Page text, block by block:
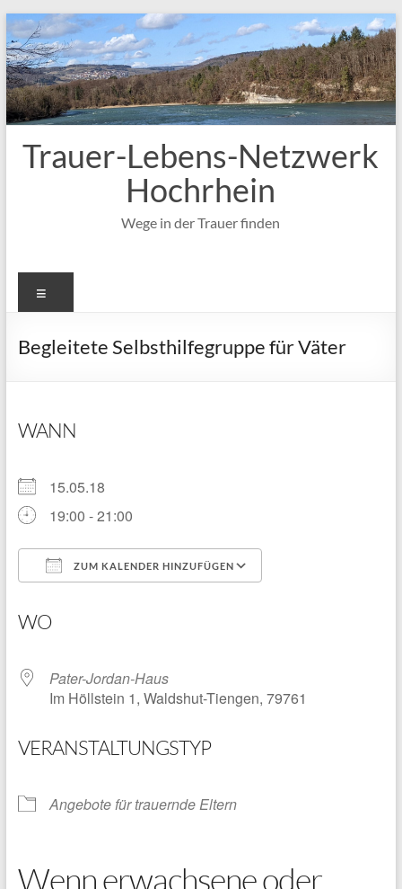
Zum
Inhalt
springen
Trauer-Lebens-Netzwerk
Hochrhein
Wege in der Trauer finden
Begleitete Selbsthilfegruppe für Väter
WANN
15.05.18
19:00 - 21:00
ZUM KALENDER HINZUFÜGEN
WO
Pater-Jordan-Haus
Im Höllstein 1, Waldshut-Tiengen, 79761
VERANSTALTUNGSTYP
Angebote für trauernde Eltern
Wenn erwachsene oder